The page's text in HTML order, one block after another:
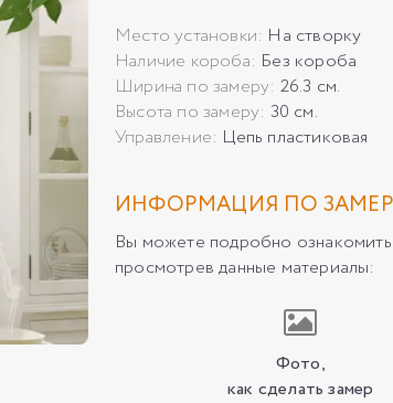
Место установки: На створку
Наличие короба: Без короба
Ширина по замеру: 26.3 см.
Высота по замеру: 30 см.
Управление: Цепь пластиковая
ИНФОРМАЦИЯ ПО
Вы можете подробно
просмотрев данные материалы:
Фото,
как сделать замер